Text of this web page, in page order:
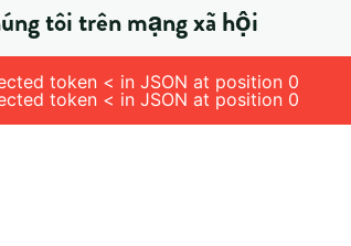
tôi trên mạng xã hội
token < in JSON at position 0
token < in JSON at position 0